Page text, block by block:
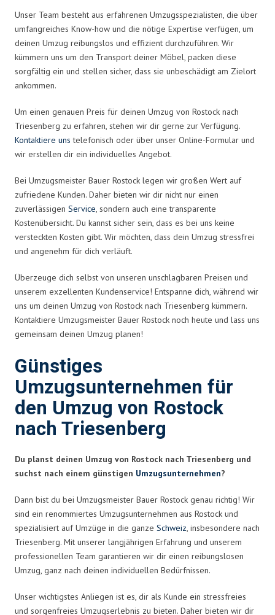
Unser Team besteht aus erfahrenen Umzugsspezialisten, die über
umfangreiches Know-how und die nötige Expertise verfügen, um
deinen Umzug reibungslos und effizient durchzuführen. Wir
kümmern uns um den Transport deiner Möbel, packen diese
sorgfältig ein und stellen sicher, dass sie unbeschädigt am Zielort
ankommen.
Um einen genauen Preis für deinen Umzug von Rostock nach
Triesenberg zu erfahren, stehen wir dir gerne zur Verfügung.
Kontaktiere uns telefonisch oder über unser Online-Formular und
wir erstellen dir ein individuelles Angebot.
Bei Umzugsmeister Bauer Rostock legen wir großen Wert auf
zufriedene Kunden. Daher bieten wir dir nicht nur einen
zuverlässigen Service, sondern auch eine transparente
Kostenübersicht. Du kannst sicher sein, dass es bei uns keine
versteckten Kosten gibt. Wir möchten, dass dein Umzug stressfrei
und angenehm für dich verläuft.
Überzeuge dich selbst von unseren unschlagbaren Preisen und
unserem exzellenten Kundenservice! Entspanne dich, während wir
uns um deinen Umzug von Rostock nach Triesenberg kümmern.
Kontaktiere Umzugsmeister Bauer Rostock noch heute und lass uns
gemeinsam deinen Umzug planen!
Günstiges
Umzugsunternehmen für
den Umzug von Rostock
nach Triesenberg
Du planst deinen Umzug von Rostock nach Triesenberg und
suchst nach einem günstigen Umzugsunternehmen?
Dann bist du bei Umzugsmeister Bauer Rostock genau richtig! Wir
sind ein renommiertes Umzugsunternehmen aus Rostock und
spezialisiert auf Umzüge in die ganze Schweiz, insbesondere nach
Triesenberg. Mit unserer langjährigen Erfahrung und unserem
professionellen Team garantieren wir dir einen reibungslosen
Umzug, ganz nach deinen individuellen Bedürfnissen.
Unser wichtigstes Anliegen ist es, dir als Kunde ein stressfreies
und sorgenfreies Umzugserlebnis zu bieten. Daher bieten wir dir